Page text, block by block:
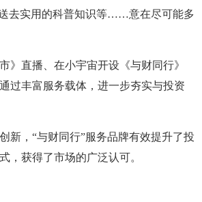
去实用的科普知识等……意在尽可能多
》直播、在小宇宙开设《与财同行》
过丰富服务载体，进一步夯实与投资
新，“与财同行”服务品牌有效提升了投
，获得了市场的广泛认可。